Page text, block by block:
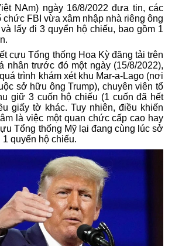
NAm) ngày 16/8/2022 đưa tin, các
chức FBI vừa xâm nhập nhà riêng ông
lấy đi 3 quyển hộ chiếu, bao gồm 1
cựu Tổng thống Hoa Kỳ đăng tải trên
nhân trước đó một ngày (15/8/2022),
trình khám xét khu Mar-a-Lago (nơi
sở hữu ông Trump), chuyên viên tổ
giữ 3 cuốn hộ chiếu (1 cuốn đã hết
giấy tờ khác. Tuy nhiên, điều khiến
là việc một quan chức cấp cao hay
Tổng thống Mỹ lại đang cùng lúc sở
quyển hộ chiếu.